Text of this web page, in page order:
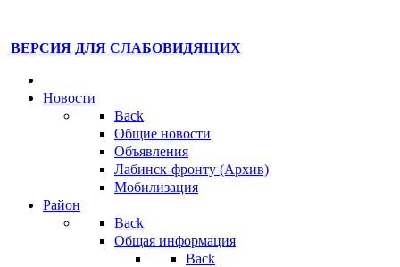
ВЕРСИЯ ДЛЯ СЛАБОВИДЯЩИХ
Новости
Back
Общие новости
Объявления
Лабинск-фронту (Архив)
Мобилизация
Район
Back
Общая информация
Back